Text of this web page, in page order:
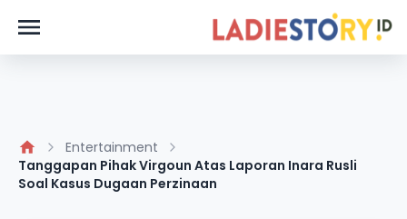
Entertainment
Tanggapan Pihak Virgoun Atas Laporan Inara Rusli
Soal Kasus Dugaan Perzinaan